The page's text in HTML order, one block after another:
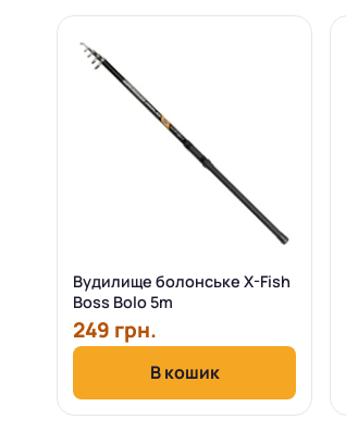
Вудилище болонське X-Fish
Boss Bolo 5m
249 грн.
В кошик